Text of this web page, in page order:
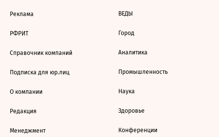
Реклама
РФРИТ
Справочник компаний
Подписка для юр.лиц
О компании
Редакция
Менеджмент
ВЕДЫ
Город
Аналитика
Промышленность
Наука
Здоровье
Конференции